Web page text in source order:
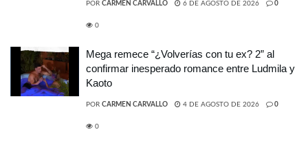
POR CARMEN CARVALLO 6 DE AGOSTO DE 2026 0
0
Mega remece “¿Volverías con tu ex? 2” al
confirmar inesperado romance entre Ludmila y
Kaoto
POR CARMEN CARVALLO 4 DE AGOSTO DE 2026 0
0